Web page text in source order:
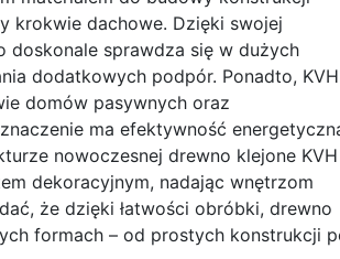
krokwie dachowe. Dzięki swojej
doskonale sprawdza się w dużych
dodatkowych podpór. Ponadto, KVH
domów pasywnych oraz
ma efektywność
nowoczesnej drewno klejone KVH
dekoracyjnym, nadając wnętrzom
że dzięki łatwości obróbki, drewno
formach – od prostych konstrukcji